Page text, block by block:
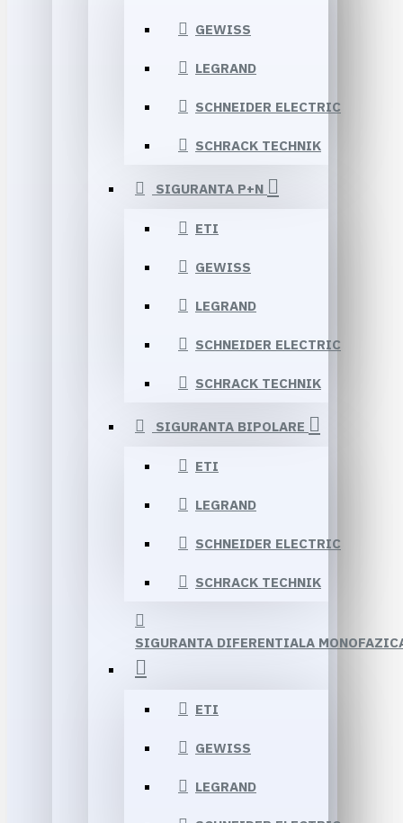
GEWISS
LEGRAND
SCHNEIDER ELECTRIC
SCHRACK TECHNIK
SIGURANTA P+N
ETI
GEWISS
LEGRAND
SCHNEIDER ELECTRIC
SCHRACK TECHNIK
SIGURANTA BIPOLARE
ETI
LEGRAND
SCHNEIDER ELECTRIC
SCHRACK TECHNIK
SIGURANTA DIFERENTIALA
ETI
GEWISS
LEGRAND